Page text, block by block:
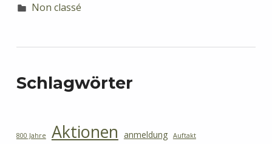
Non classé
Schlagwörter
800 Jahre Aktionen anmeldung Auftakt